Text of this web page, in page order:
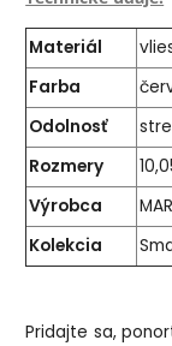
Materiál
Farba
Odolnosť
Rozmery
Výrobca
Kolekcia
Pridajte sa,